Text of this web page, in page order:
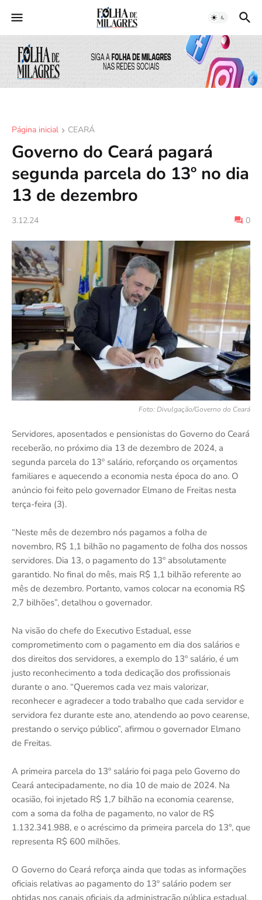
Página inicial CEARÁ
Governo do Ceará pagará
segunda parcela do 13º no dia
13 de dezembro
3.12.24 0
Foto: Divulgação/Governo do Ceará
Servidores, aposentados e pensionistas do Governo do Ceará
receberão, no próximo dia 13 de dezembro de 2024, a
segunda parcela do 13º salário, reforçando os orçamentos
familiares e aquecendo a economia nesta época do ano. O
anúncio foi feito pelo governador Elmano de Freitas nesta
terça-feira (3).
“Neste mês de dezembro nós pagamos a folha de
novembro, R$ 1,1 bilhão no pagamento de folha dos nossos
servidores. Dia 13, o pagamento do 13º absolutamente
garantido. No final do mês, mais R$ 1,1 bilhão referente ao
mês de dezembro. Portanto, vamos colocar na economia R$
2,7 bilhões”, detalhou o governador.
Na visão do chefe do Executivo Estadual, esse
comprometimento com o pagamento em dia dos salários e
dos direitos dos servidores, a exemplo do 13º salário, é um
justo reconhecimento a toda dedicação dos profissionais
durante o ano. “Queremos cada vez mais valorizar,
reconhecer e agradecer a todo trabalho que cada servidor e
servidora fez durante este ano, atendendo ao povo cearense,
prestando o serviço público”, afirmou o governador Elmano
de Freitas.
A primeira parcela do 13º salário foi paga pelo Governo do
Ceará antecipadamente, no dia 10 de maio de 2024. Na
ocasião, foi injetado R$ 1,7 bilhão na economia cearense,
com a soma da folha de pagamento, no valor de R$
1.132.341.988, e o acréscimo da primeira parcela do 13°, que
representa R$ 600 milhões.
O Governo do Ceará reforça ainda que todas as informações
oficiais relativas ao pagamento do 13º salário podem ser
obtidas nos canais oficiais da administração pública estadual.